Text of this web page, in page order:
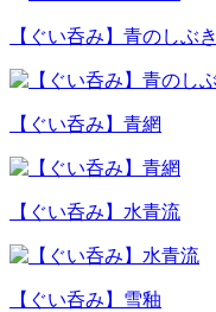
【ぐい呑み】青のしぶき
【ぐい呑み】青網
【ぐい呑み】水青流
【ぐい呑み】雪釉